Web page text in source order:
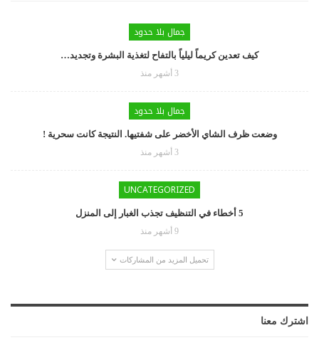
جمال بلا حدود
كيف تعدين كريماً ليلياً بالتفاح لتغذية البشرة وتجديد…
3 أشهر منذ
جمال بلا حدود
وضعت ظرف الشاي الأخضر على شفتيها. النتيجة كانت سحرية !
3 أشهر منذ
UNCATEGORIZED
5 أخطاء في التنظيف تجذب الغبار إلى المنزل
9 أشهر منذ
تحميل المزيد من المشاركات
اشترك معنا